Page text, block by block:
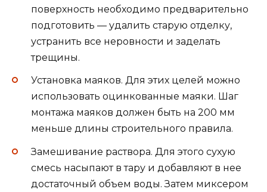
поверхность необходимо предварительно
подготовить — удалить старую отделку,
устранить все неровности и заделать
трещины.
Установка маяков. Для этих целей можно
использовать оцинкованные маяки. Шаг
монтажа маяков должен быть на 200 мм
меньше длины строительного правила.
Замешивание раствора. Для этого сухую
смесь насыпают в тару и добавляют в нее
достаточный объем воды. Затем миксером